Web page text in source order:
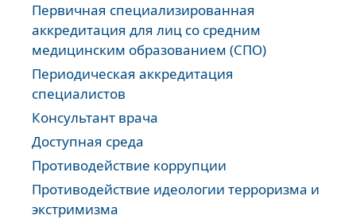
Первичная специализированная
аккредитация для лиц со средним
медицинским образованием (СПО)
Периодическая аккредитация
специалистов
Консультант врача
Доступная среда
Противодействие коррупции
Противодействие идеологии терроризма и
экстримизма